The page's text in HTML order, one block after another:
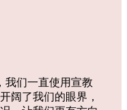
我们一直使用宣教
阔了我们的眼界，